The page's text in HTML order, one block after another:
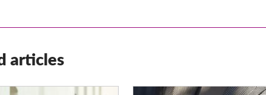
articles